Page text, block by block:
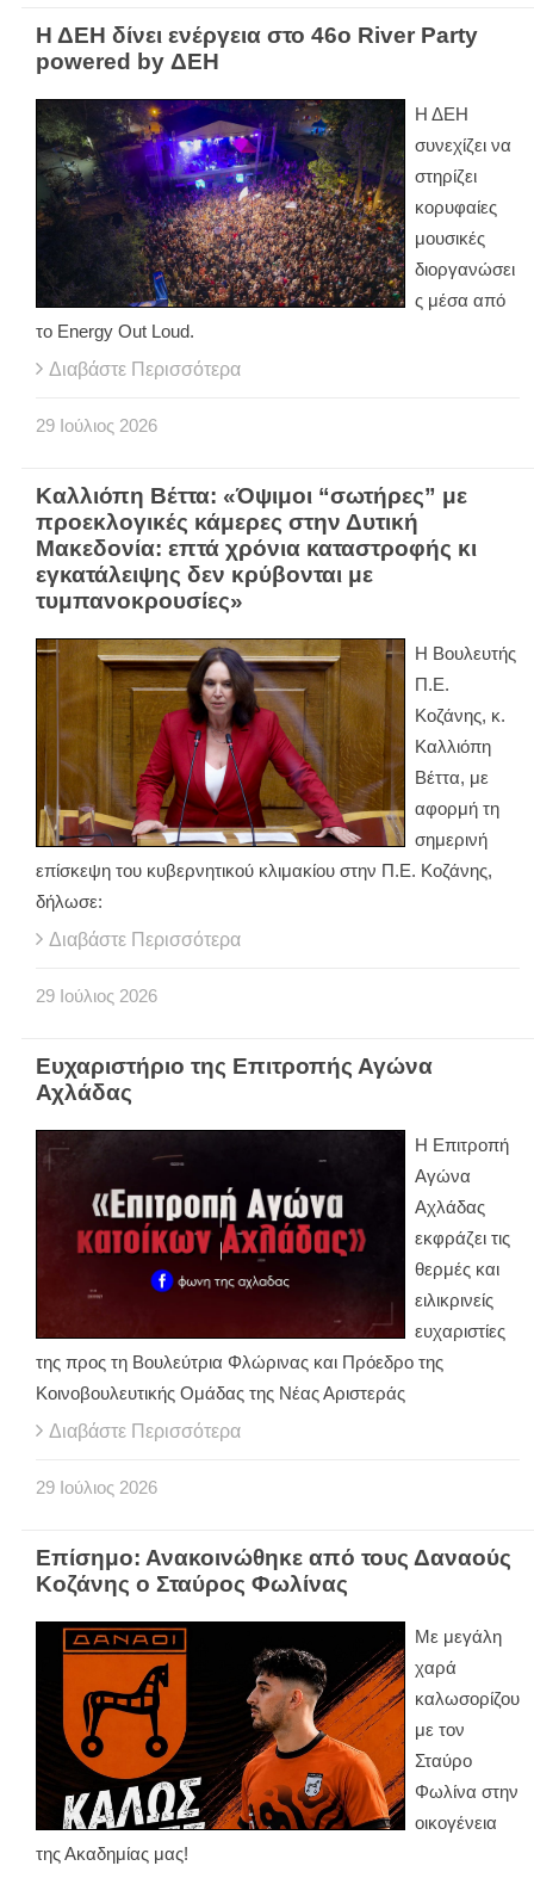
Η ΔΕΗ δίνει ενέργεια στο 46ο River Party
powered by ΔΕΗ
Η ΔΕΗ
συνεχίζει να
στηρίζει
κορυφαίες
μουσικές
διοργανώσει
ς μέσα από
το Energy Out Loud.
Διαβάστε Περισσότερα
29 Ιούλιος 2026
Καλλιόπη Βέττα: «Όψιμοι “σωτήρες” με
προεκλογικές κάμερες στην Δυτική
Μακεδονία: επτά χρόνια καταστροφής κι
εγκατάλειψης δεν κρύβονται με
τυμπανοκρουσίες»
Η Βουλευτής
Π.Ε.
Κοζάνης, κ.
Καλλιόπη
Βέττα, με
αφορμή τη
σημερινή
επίσκεψη του κυβερνητικού κλιμακίου στην Π.Ε. Κοζάνης,
δήλωσε:
Διαβάστε Περισσότερα
29 Ιούλιος 2026
Ευχαριστήριο της Επιτροπής Αγώνα
Αχλάδας
Η Επιτροπή
Αγώνα
Αχλάδας
εκφράζει τις
θερμές και
ειλικρινείς
ευχαριστίες
της προς τη Βουλεύτρια Φλώρινας και Πρόεδρο της
Κοινοβουλευτικής Ομάδας της Νέας Αριστεράς
Διαβάστε Περισσότερα
29 Ιούλιος 2026
Επίσημο: Ανακοινώθηκε από τους Δαναούς
Κοζάνης ο Σταύρος Φωλίνας
Με μεγάλη
χαρά
καλωσορίζου
με τον
Σταύρο
Φωλίνα στην
οικογένεια
της Ακαδημίας μας!